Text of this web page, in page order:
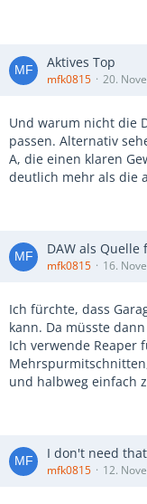
Aktives Top
mfk0815 20.
Und warum nicht die
passen. Alternativ
A, die einen klaren
deutlich mehr als die
DAW als Quelle
mfk0815 16.
Ich fürchte, dass
kann. Da müsste
Ich verwende Reaper
und halbweg einfach
I don't need
mfk0815 12.